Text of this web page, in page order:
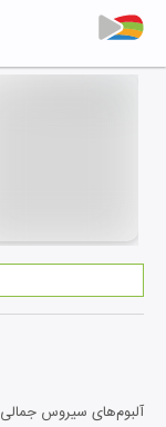
آلبوم‌های سیروس جمالی